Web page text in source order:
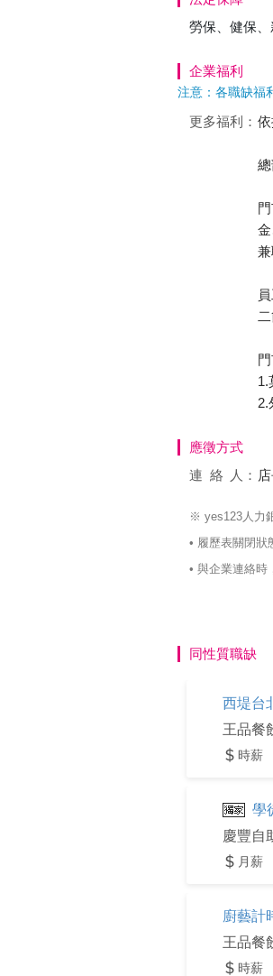
勞保、健保
企業福利
注意：各職缺福
更多福利：
1.
2.
應徵方式
連絡
人：
※ yes123人力
• 履歷表關閉狀
• 與企業連絡時
同性質職缺
西堤台
王品餐
時薪
學
慶豐自
月薪
廚藝計
王品餐
時薪